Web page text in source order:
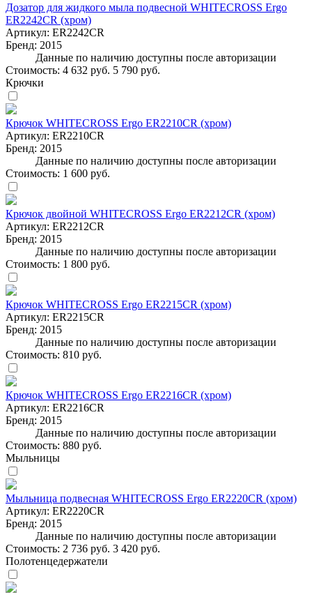
Дозатор для жидкого мыла подвесной WHITECROSS Ergo
ER2242CR (хром)
Артикул: ER2242CR
Бренд: 2015
Данные по наличию доступны после авторизации
Стоимость: 4 632 руб. 5 790 руб.
Крючки
Крючок WHITECROSS Ergo ER2210CR (хром)
Артикул: ER2210CR
Бренд: 2015
Данные по наличию доступны после авторизации
Стоимость: 1 600 руб.
Крючок двойной WHITECROSS Ergo ER2212CR (хром)
Артикул: ER2212CR
Бренд: 2015
Данные по наличию доступны после авторизации
Стоимость: 1 800 руб.
Крючок WHITECROSS Ergo ER2215CR (хром)
Артикул: ER2215CR
Бренд: 2015
Данные по наличию доступны после авторизации
Стоимость: 810 руб.
Крючок WHITECROSS Ergo ER2216CR (хром)
Артикул: ER2216CR
Бренд: 2015
Данные по наличию доступны после авторизации
Стоимость: 880 руб.
Мыльницы
Мыльница подвесная WHITECROSS Ergo ER2220CR (хром)
Артикул: ER2220CR
Бренд: 2015
Данные по наличию доступны после авторизации
Стоимость: 2 736 руб. 3 420 руб.
Полотенцедержатели